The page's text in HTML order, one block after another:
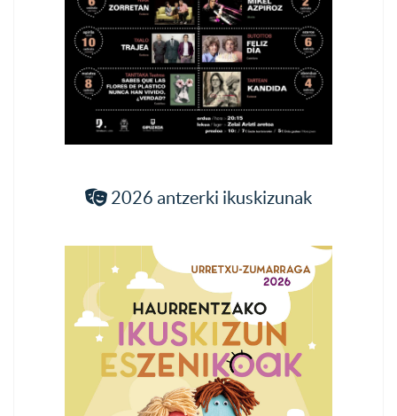
2026 antzerki ikuskizunak